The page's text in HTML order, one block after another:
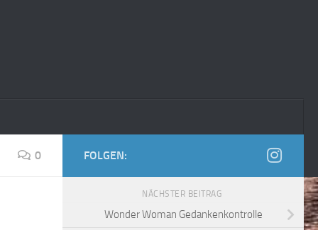
0 FOLGEN:
NÄCHSTER BEITRAG
Wonder Woman Gedankenkontrolle